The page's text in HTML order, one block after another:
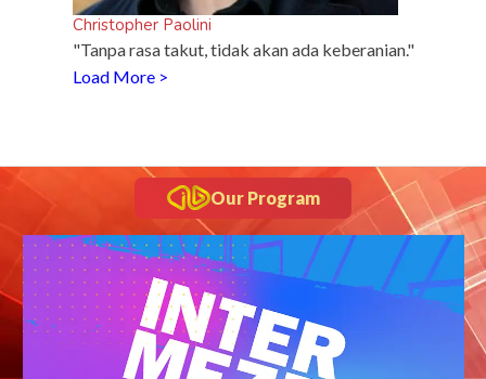
Christopher Paolini
"Tanpa rasa takut, tidak akan ada keberanian."
Load More >
Our Program